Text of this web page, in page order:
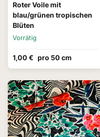
Roter Voile mit
blau/grünen tropischen
Blüten
Vorrätig
1,00 € pro 50 cm